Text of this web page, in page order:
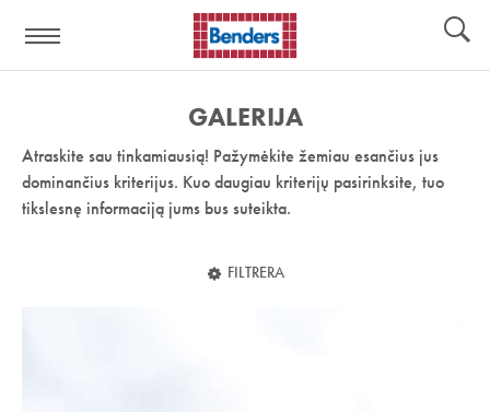
nuoroda:
GALERIJA
Atraskite sau tinkamiausią! Pažymėkite žemiau esančius jus
dominančius kriterijus. Kuo daugiau kriterijų pasirinksite, tuo
tikslesnę informaciją jums bus suteikta.
FILTRERA